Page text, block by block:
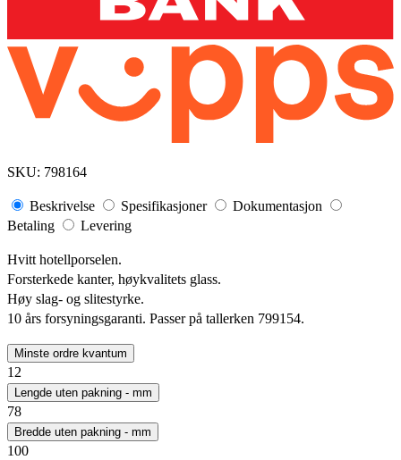
SKU: 798164
Beskrivelse Spesifikasjoner
Dokumentasjon
Betaling
Levering
Hvitt hotellporselen.
Forsterkede kanter, høykvalitets glass.
Høy slag- og slitestyrke.
10 års forsyningsgaranti. Passer på tallerken 799154.
Minste ordre kvantum
12
Lengde uten pakning - mm
78
Bredde uten pakning - mm
100